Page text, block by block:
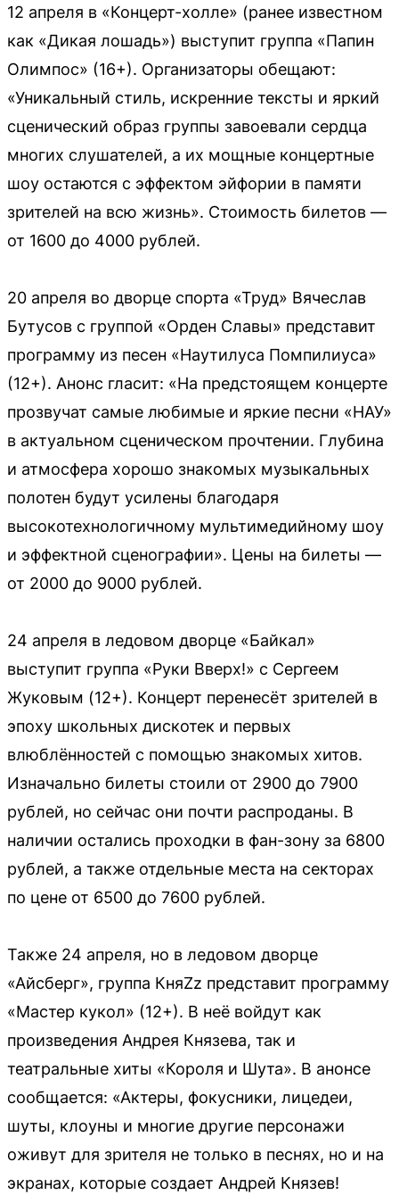
12 апреля в «Концерт-холле» (ранее известном
как «Дикая лошадь») выступит группа «Папин
Олимпос» (16+). Организаторы обещают:
«Уникальный стиль, искренние тексты и яркий
сценический образ группы завоевали сердца
многих слушателей, а их мощные концертные
шоу остаются с эффектом эйфории в памяти
зрителей на всю жизнь». Стоимость билетов —
от 1600 до 4000 рублей.
20 апреля во дворце спорта «Труд» Вячеслав
Бутусов с группой «Орден Славы» представит
программу из песен «Наутилуса Помпилиуса»
(12+). Анонс гласит: «На предстоящем концерте
прозвучат самые любимые и яркие песни «НАУ»
в актуальном сценическом прочтении. Глубина
и атмосфера хорошо знакомых музыкальных
полотен будут усилены благодаря
высокотехнологичному мультимедийному шоу
и эффектной сценографии». Цены на билеты —
от 2000 до 9000 рублей.
24 апреля в ледовом дворце «Байкал»
выступит группа «Руки Вверх!» с Сергеем
Жуковым (12+). Концерт перенесёт зрителей в
эпоху школьных дискотек и первых
влюблённостей с помощью знакомых хитов.
Изначально билеты стоили от 2900 до 7900
рублей, но сейчас они почти распроданы. В
наличии остались проходки в фан-зону за 6800
рублей, а также отдельные места на секторах
по цене от 6500 до 7600 рублей.
Также 24 апреля, но в ледовом дворце
«Айсберг», группа КняZz представит программу
«Мастер кукол» (12+). В неё войдут как
произведения Андрея Князева, так и
театральные хиты «Короля и Шута». В анонсе
сообщается: «Актеры, фокусники, лицедеи,
шуты, клоуны и многие другие персонажи
оживут для зрителя не только в песнях, но и на
экранах, которые создает Андрей Князев!